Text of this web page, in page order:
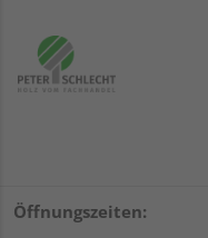
Öffnungszeiten: